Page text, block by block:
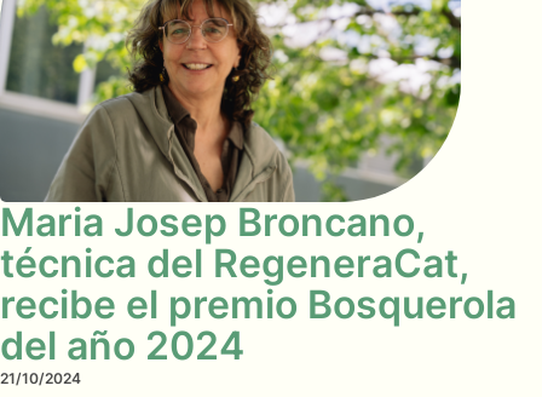
Maria Josep Broncano,
técnica del RegeneraCat,
recibe el premio Bosquerola
del año 2024
21/10/2024